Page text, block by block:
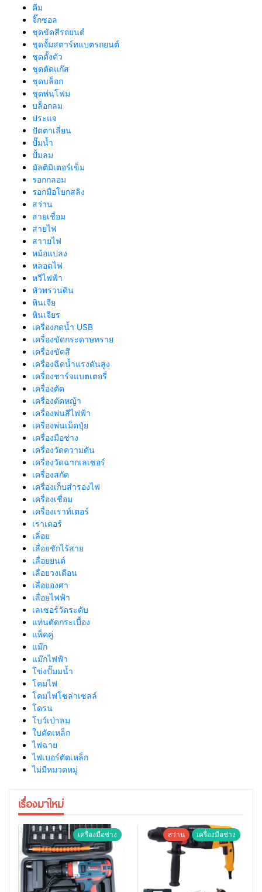
คีม
จิ๊กซอล
ชุดขัดสีรถยนต์​
ชุดจั้มสตาร์ทแบตรถยนต์
ชุดตั้งตัว
ชุดตัดแก๊ส
ชุดบล็อก
ชุดพ่นโฟม
บล็อกลม
ประแจ
ปัตตาเลี่ยน
ปั๊มน้ำ
ปั้มลม
มัลติมิเตอร์เข็ม
รอกกลอม
รอกมือโยกสลิง
สว่าน
สายเชื่อม
สายไฟ
สาายไฟ
หม้อแปลง
หลอดไฟ
หวีไฟฟ้า
หัวพรวนดิน
หินเจีย
หินเจียร
เครื่องกดน้ำ USB
เครื่องขัดกระดาษทราย
เครื่องขัดสี
เครื่องฉีดน้ำแรงดันสูง
เครื่องชาร์จแบตเตอรี่
เครื่องตัด
เครื่องตัดหญ้า
เครื่องพ่นสีไฟฟ้า
เครื่องพ่นเม็ดปุ๋ย
เครื่องมือช่าง
เครื่องวัดความดัน
เครื่องวัดฉากเลเซอร์
เครื่องสกัด
เครื่องเก็บสํารองไฟ
เครื่องเชื่อม
เครื่องเราท์เตอร์
เราเตอร์
เลิ่อย
เลื่อยชักไร้สาย
เลื่อยยนต์
เลื่อยวงเดือน
เลื่อยองศา
เลื่อยไฟฟ้า
เลเซอร์วัดระดับ
แท่นตัดกระเบื้อง
แพ็คคู่
แม๊ก
แม๊กไฟฟ้า
โข่งปั๊มมน้ำ
โคมไฟ
โคมไฟโซล่าเซลล์
โดรน
โบว์เป่าลม
ใบตัดเหล็ก
ไฟฉาย
ไฟเบอร์ตัดเหล็ก
ไม่มีหมวดหมู่
เรื่องมาใหม่
เครื่องมือช่าง สว่าน เครื่องมือช่าง